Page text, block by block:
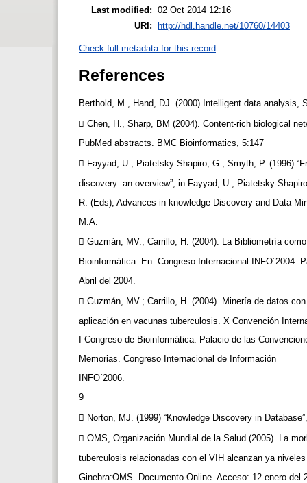
Last modified: 02 Oct 2014 12:16
URI:
http://hdl.handle.net/10760/14403
Check full metadata for this record
References
Berthold, M., Hand, DJ. (2000) Intelligent data analysis,
 Chen, H., Sharp, BM (2004). Content-rich biological
PubMed abstracts. BMC Bioinformatics, 5:147
 Fayyad, U.; Piatetsky-Shapiro, G., Smyth, P. (1996)
discovery: an overview”, in Fayyad, U., Piatetsky-
R. (Eds), Advances in knowledge Discovery and Data
M.A.
 Guzmán, MV.; Carrillo, H. (2004). La Bibliometría
Bioinformática. En: Congreso Internacional INFO´2004.
Abril del 2004.
 Guzmán, MV.; Carrillo, H. (2004). Minería de datos
aplicación en vacunas tuberculosis. X Convención
I Congreso de Bioinformática. Palacio de las
Memorias. Congreso Internacional de Información
INFO´2006.
9
 Norton, MJ. (1999) “Knowledge Discovery in
 OMS, Organización Mundial de la Salud (2005). La
tuberculosis relacionadas con el VIH alcanzan ya
Ginebra:OMS. Documento Online. Acceso: 12 enero del